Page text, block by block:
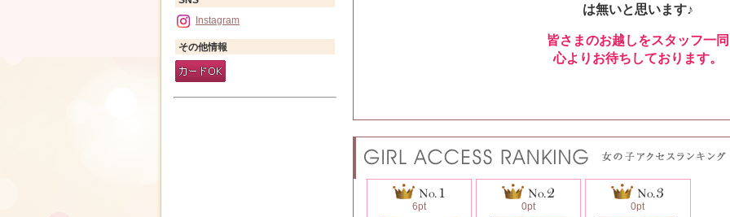
は無いと思います♪
皆さまのお越しをスタッフ一同
心よりお待ちしております。
6pt 0pt 0pt
Instagram
その他情報